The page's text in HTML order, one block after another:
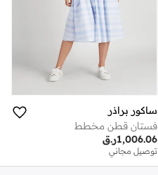
ساكور براذر
فستان قطن مخطط
ر.ق1,006.06
توصيل مجاني